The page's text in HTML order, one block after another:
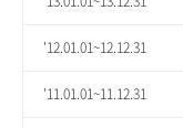
'12.01.01~12.12.31
'11.01.01~11.12.31